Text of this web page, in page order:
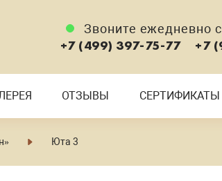
Звоните ежедневно
+7 (499) 397-75-77 +7
ОТЗЫВЫ СЕРТИФИКАТЫ
Юта 3